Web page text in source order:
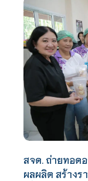
สจด. ถ่ายทอด
ผลผลิต สร้างร